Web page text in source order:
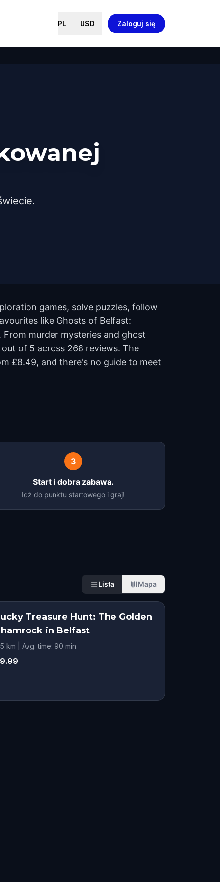
PL USD Zaloguj się
games, solve puzzles, follow
like Ghosts of Belfast:
From murder mysteries and ghost
of 5 across 268 reviews. The
£8.49, and there's no guide to meet
3
Start i dobra zabawa.
Idź do punktu startowego i graj!
Lista Mapa
Treasure Hunt: The Golden
in Belfast
km | Avg. time: 90 min